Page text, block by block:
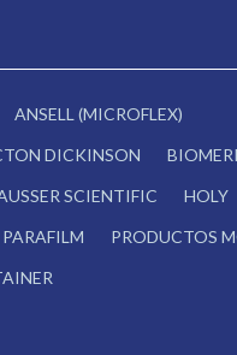
ANSELL (MICROFLEX)
DICKINSON
SCIENTIFIC
HOLY
PARAFILM
PRODUCTOS